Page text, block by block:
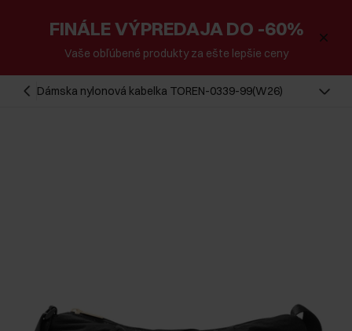
FINÁLE VÝPREDAJA DO -60%
Vaše obľúbené produkty za ešte lepšie ceny
Dámska nylonová kabelka TOREN-0339-99(W26)